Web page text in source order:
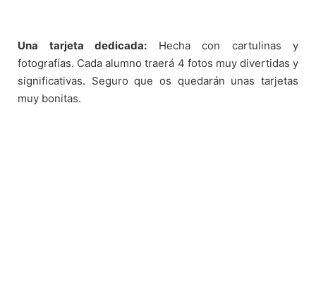
Una tarjeta dedicada: Hecha con cartulinas y
fotografías. Cada alumno traerá 4 fotos muy divertidas y
significativas. Seguro que os quedarán unas tarjetas
muy bonitas.